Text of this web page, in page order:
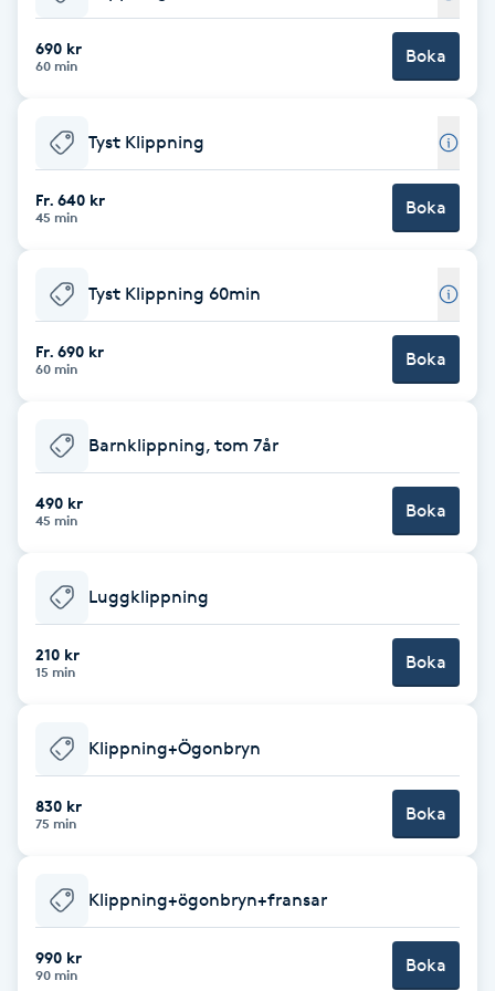
Babylights
Balayage
Barber
Barnklippning
BIAB
Blowout
Bottenfärg
Brynfärgning
Brynplockning
Celluliter
Color correction
690 kr
60 min Boka
Tyst Klippning
Fr. 640 kr
45 min Boka
Tyst Klippning 60min
Fr. 690 kr
60 min Boka
Barnklippning, tom 7år
490 kr
45 min Boka
Luggklippning
210 kr
15 min Boka
Klippning+Ögonbryn
830 kr
75 min Boka
Klippning+ögonbryn+fransar
990 kr
90 min Boka